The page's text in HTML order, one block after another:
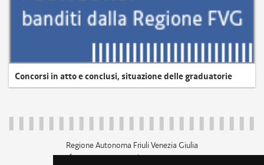
Concorsi in atto e conclusi, situazione delle graduatorie
Regione Autonoma Friuli Venezia Giulia
c.f. 80014930327; p.iva 00526040324